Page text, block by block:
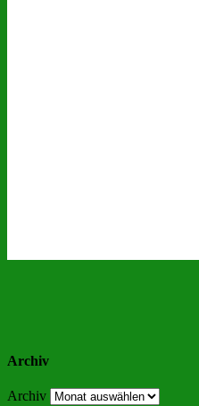
Archiv
Archiv